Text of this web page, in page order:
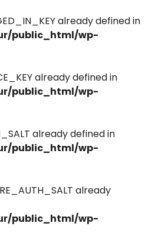
already defined in
public_html/wp-
already defined in
public_html/wp-
already defined in
public_html/wp-
already
public_html/wp-